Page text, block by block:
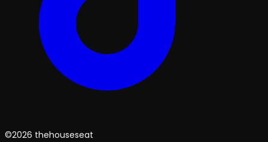
©2026 thehouseseat